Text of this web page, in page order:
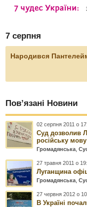
7 серпня
Народився
Пов’язані Новини
02 серпня 2011 о
Суд дозволив
російську мову
Громадянська ,
27 травня 2011 о
Луганщина
Громадянська ,
27 червня 2012 о
В Україні